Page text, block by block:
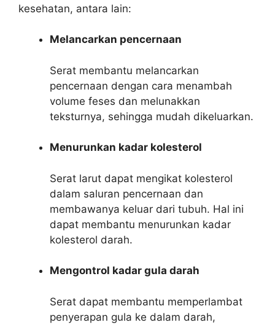
kesehatan, antara lain:
Melancarkan pencernaan
Serat membantu melancarkan
pencernaan dengan cara menambah
volume feses dan melunakkan
teksturnya, sehingga mudah dikeluarkan.
Menurunkan kadar kolesterol
Serat larut dapat mengikat kolesterol
dalam saluran pencernaan dan
membawanya keluar dari tubuh. Hal ini
dapat membantu menurunkan kadar
kolesterol darah.
Mengontrol kadar gula darah
Serat dapat membantu memperlambat
penyerapan gula ke dalam darah,